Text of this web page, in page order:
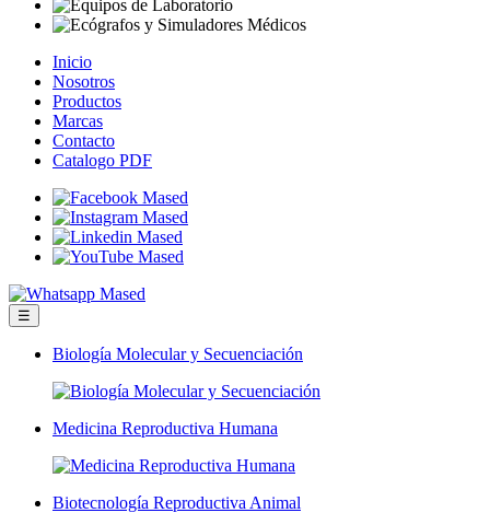
Inicio
Nosotros
Productos
Marcas
Contacto
Catalogo PDF
☰
Biología Molecular y Secuenciación
Medicina Reproductiva Humana
Biotecnología Reproductiva Animal